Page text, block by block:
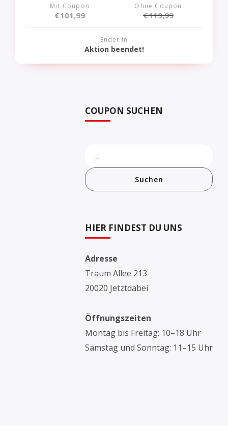
Mit Coupon
€101,99
Ohne Coupon
€119,99
Endet in
Aktion beendet!
COUPON SUCHEN
Suchen
HIER FINDEST DU UNS
Adresse
Traum Allee 213
20020 Jetztdabei
Öffnungszeiten
Montag bis Freitag: 10–18 Uhr
Samstag und Sonntag: 11–15 Uhr